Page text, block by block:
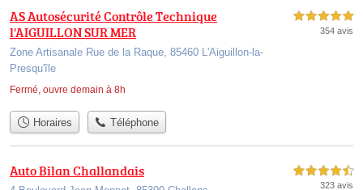
AS Autosécurité Contrôle Technique
l'AIGUILLON SUR MER
Zone Artisanale Rue de la Raque, 85460 L'Aiguillon-la-
Presqu'île
Fermé, ouvre demain à 8h
5,0 étoiles sur 5
354 avis
Horaires Téléphone
Auto Bilan Challandais 4,5 étoiles sur 5
323 avis